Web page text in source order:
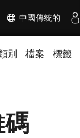
中國傳統的
別 檔案 標籤